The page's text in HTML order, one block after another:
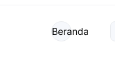
Beranda